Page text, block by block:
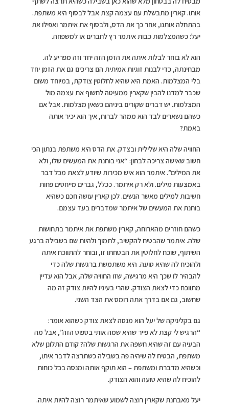
אותו. קארין מתבשלת עם עצמה קצת אבל לבסוף היא משתפת.
בהתחלה אותנו, אחר כך את הדס, ולבסוף את איתמר ואפילו את
יעל: כשהמצלמות כבות איתמר רץ לחברים או למשפחה.
הוא לא בוחר לבלות איתה את הזמן הזה יחד וזה מפריע לה.
מבחינתה, כדי לבנות זוגיות אמיתית הם צריכים גם את הזמן יחד
בלי המצלמות. האמת היא שהיא לחלוטין צודקת, במיוחד משום
שכבר למדנו להבין שקארין ממעיטה לחשוף את עצמה מול
המצלמות. יש דברים שקורים ביניהם כשאין מצלמות. אבל אם
כשהם נשארים לבד הוא ממהר לברוח, איך הוא יכיר אותה
באמת?
החוויה שלה היא שלילית ובצדק. את הדס היא משתפת בנתון הכי
חשוב שאישה צריכה לבחון: “אני בוחנת את המעשים שלו, ולא
את המילים”. איתמר הוא איש מכירות שיודע לצאת מכל דבר
באמצעות מילים. ולא רק איתמר. ככלל, גברים מייחסים פחות
חשיבות למילים מאשר הנשים. לכן קארין עושה חכם כשהיא
בוחנת את המעשים של איתמר שמדברים בעד עצמם.
כשהם חוזרים מהארוחה, קארין משתפת את איתמר בתחושות
שלה. איתמר שהבטיח להקשיב, לתמוך ולהיות שם בשבילה ברגע
השיתוף, שוכח לחלוטין את הבטחתו זו, ובוחר להתווכח איתה
ולהוכיח לה שהיא טועה. היא משתמשת ברגשות שלה כדי
להבהיר לו שכך היא מרגישה, שזו החוויה שלה, אבל הוא עדיין
מתווכח כדי לצאת הצודק. שהרי בעיניו להיות צודק זה מה
שחשוב, גם אם בדרך אתה רומס את הצד השני.
גם בקליניקה של יעל הוא מנסה לצאת צודק כשהוא אומר:
“הרגיש לי קצת לא פייר שהיא שמה אותי בספוט הזה”, אבל מה
הבעיה עם זה שהיא חשפה את הרגשות שלה? קודם התלונן שלא
משתפת, הבטיח לה שיהיה פה בשבילה כשתרצה לדבר איתו,
וכשהיא מדברת ומשתפת – הוא תוקף אותה ומנסה בכל כוחות
להוכיח לה שהיא טועה והוא הצודק.
יעל מאבחנת שקארין רוצה לשמוע שאיתמר רוצה להיות איתה.